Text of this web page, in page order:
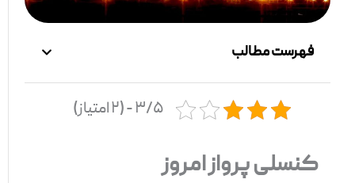
فهرست مطالب
۳/۵ - (۲ امتیاز)
کنسلی پرواز امروز